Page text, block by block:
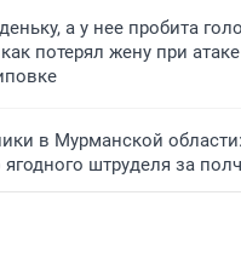
а у нее пробита
как потерял жену при
в Мурманской
ягодного штруделя за